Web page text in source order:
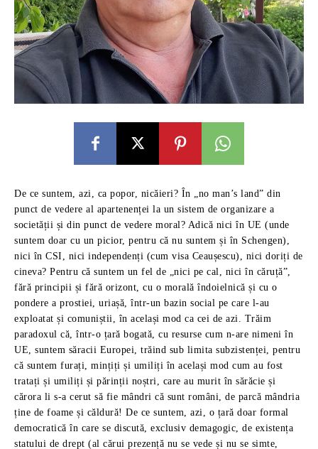
De ce suntem, azi, ca popor, nicăieri? În „no man’s land” din punct de vedere al apartenenței la un sistem de organizare a societății și din punct de vedere moral? Adică nici în UE (unde suntem doar cu un picior, pentru că nu suntem și în Schengen), nici în CSI, nici independenți (cum visa Ceaușescu), nici doriți de cineva? Pentru că suntem un fel de „nici pe cal, nici în căruță”, fără principii și fără orizont, cu o morală îndoielnică și cu o pondere a prostiei, uriașă, într-un bazin social pe care l-au exploatat și comuniștii, în același mod ca cei de azi. Trăim paradoxul că, într-o țară bogată, cu resurse cum n-are nimeni în UE, suntem săracii Europei, trăind sub limita subzistenței, pentru că suntem furați, mințiți și umiliți în același mod cum au fost tratați și umiliți și părinții noștri, care au murit în sărăcie și cărora li s-a cerut să fie mândri că sunt români, de parcă mândria ține de foame și căldură! De ce suntem, azi, o țară doar formal democratică în care se discută, exclusiv demagogic, de existența statului de drept (al cărui prezență nu se vede și nu se simte, pentru că instituțiile fundamentale ale administrației funcționează cu aceleași mecanisme, reguli și funcționari, precum în comunism), în schimb hoția și corupția sunt dincolo de orice închipuire, exact ca în perioada fanariotă, când stăpânii erau în afară? Există o explicație pe cât de simplă, pe atât de logică: în decembrie 1989, atunci când am avut o șansă uriașă și unică să devenim liberi și stăpâni pe propriul destin, pentru că am fost ignoranți, imorali și naivi, am pierdut „trenul” spre libertatea reală, spre democrație și statul de drept. Am pierdut drumul către adevărata libertate, pentru că ne-a fost falsificat, de veșnicii oportuniști (atât ai vechiului regim cât și cei de conjunctură), proiectul libertății, spre care tânjeam, fiind însușit, modificat și reproiectat de produsul imoral (devenit cronic) al fanariotismului – un produs care a virusat și comunismul -, reprezentat de categoria profitorilor, adică acei indivizi imorali, șireți, fără scrupule, educați la școala fanariotă, ce s-au perpetuat în timp. Am fost și continuăm să fim victimele acestui gen de oportuniști, veroși, ce au stăpânit și stăpânesc foarte bine arta manipulării, cei care au profitat de revolta din 1989 în stil bolșevic, oferindu-ne o libertate iluzorie în schimbul adevăratei libertăți. O libertate falsă, servită în pur stil demagogic, exersat de-a lungul a peste patruzeci de ani de prosteală, așa cum a fost servită părinților noștri, care au fost asupriți, discriminați, mințiți și exploatați, timp de peste patruzeci de ani, de către oportuniștii ce s-au autointitulat, comuniști. Evident că în decembrie 1989, n-au ieșit în stradă și nu s-au revoltat nici unul din oportuniștii, escrocii, ariviștii, profitorii comunismului, ori interlopii care, azi, sunt beneficiarii absoluți ai revoltei din1989 și administrează averea publică și banii publici, exclusiv, în folosul lor. Au ieșit în stradă, întâi – atunci când riscul să mori era uriaș -, tinerii nevinovați care visau să fie liberi cu adevărat. Tinerii nevinovați, sechestrați în case de părinții care trudeau în fabrici și care se săturaseră de minciună, demagogie și lipsuri, ce nu-și mai vedeau proiectat viitorul într-o societate ce se dovedise o utopie și o uriașă farsă socială, în care și-au risipit viața și speranțele părinții lor. Au mai ieșit în stradă studenții care deosebeau adevărul de minciună – nu copiii de activiști de partid, de milițieni, de securiști sau alți profitori ai comunismului, ci copiii de muncitori ori intelectuali săraci, neînregimentați – și care voiau să trăiască într-o lume liberă, fără constrângeri morale îndoielnice, așa zis proletare, o lume emanată de concurența valorilor, nu de apartenența politică, nepotism sau trafic de influență. S-au mai revoltat, în primele zile, și indivizi care ajunseseră la limita supraviețuirii materiale iar printre ei și câte un „gură cască” avid de senzațional, care nu știa ce face, dar s-a lăsat luat de val. Desigur, nu în ultimul rând, la revoltă au participat tinerii teribiliști, nonconformiști cronic (asa zișii huliganii ce-și refulează frustrările și-și consumă excesul de adrenalină la meciurile de fotbal, sub masca de suporteri), care nu puteau scăpa ocazia să dea liber animalului, de origine barbara, din ei. Cam din această „faună” a fost compus grosul gloatei pestrițe, ce-au avut curajul să se revolte, adică a celor care au alungat îmbuibata, iresponsabila, senila și sedentara conducere comunistă, care dormea, letargică, în timp ce estul Europei fierbea, mizând pe prostia proverbială și pe toleranța stupidă a unui popor docil și ușor de manipulat prin minciună. Și cum între curaj și prostie e, în multe situații, o chestie doar de nuanță, cu pedigree-ul din stradă, în primele zile ale revoltei din 1989, despre organizare și control nu putea fi vorba, pentru că nu există altă formă de coeziune decât dorința de libertate. Asta unea strada! Cât despre leaderi autentici, capabili să speculeze și să valorifice uriașul val de dorință comună și voință al protestatarilor, n-are sens să vorbim. Palidele încercări de coagulare a masei de protestatari, prin alegerea, în pripă, a unor leaderi ai străzii, fără nici un criteriu sau principiu moral, s-au dovedit de un amatorism păgubos, pentru că, neînțelegerile pe care le-au iscat, au produs scindări care au oferit suficient timp oportuniștilor să se regrupeze, să profite de haos și naivitate și să confiște controlul revoltelor. Iar dacă la Timișoara, strada, după ieșirea organizată a muncitorilor din fabrici (care a reprezentat cheia victoriei, fiind lovitura pe care comuniștii n-au mai putut-o contracara, pentru că decizia proletariatului de a se revolta, reprezenta logica existenței comunismului și comuniștii nu puteau să-și combată principiul existenței), a impus leaderii de conjunctură (Marcu „mesele mă iubește”, Savu și încă câțiva dintre cei care au participat la primele proteste, din 16 – 19 decembrie 1989), needucați și ușor de manipulat, care au influențat și alegerea leaderilor de tranziție (FDR), la București strada n-a avut nici o șansă, oportuniștii acționând rapid. Am spus și o repet: singurul oraș și puținele zile, cu adevărat libere, fără comunism, a fost Timișoara, între 17 și 22 decembrie, când instituțiile comunismului (consiliul județean, Primăria, Miliția, Securitatea, etc.) n-au mai funcționat ca instituții de represiune, fiind în degringoladă totală. Dacă acel moment de libertate ar fi fost speculat și toate instituțiile, cu toți funcționarii cu pedigree comunist (comunismul n-a existat ca entitate abstractă, ci prin instituțiile sale și funcționării acestora), ar fi fost desființate și epurate de servitorii comunismului, astăzi eram cel puțin la nivelul Sloveniei, Poloniei sau Cehiei, în ce privește democrația și statul de drept și, cu siguranță, deasupra lor în ce privește economia. Din păcate, naivitatea și ignoranța celor care au ieșit în stradă în perioada 17-20 decembrie 1989, în Timișoara (în 20 decembrie 1989 s-a format FDR în Timișoara, în care au apărut, deja, oportuniștii, susținuți de instituțiile comuniste și funcționarii comuniști ce urmăreau salvarea sistemului) și în 21-22 decembrie în București, a permis confiscarea revoltei și preluarea efectelor acesteia, de către profitorii oportuniști (care nu participasera la revoltele din stradă, ci s-au alăturat celor care au declanșat evenimentele, ulterior, când nu mai există niciun pericol real pentru siguranța lor și a carierei lor). Astfel, mai mult decât stupid din punct de vedere a ceea ce cerea strada, mulți dintre comuniști și funcționarii care au contribuit la funcționarea instituțiilor comuniste, speculând momentul, când puterea a căzut, s-au reorientat rapid și s-au grăbit „să sară în barca” celor ce-au determinat abandonul puterii. Iar naivii care și-au riscat viața, în loc sa-i ejecteze și să-i elimine din fruntea societății, i-au primit cu brațele deschise, crezând că sunt „frații” lor și procedează corect. Efectul? Au băgat aceeași haită de lupi profitori (precum în comunism), în stână, care n-au așteptat prea mult până au declanșat carnagiul prin care i-au eliminat pe adevărații revoluționari (cei care declanșasera revolta) substituindu-se lor. Având experiență comunistă în domeniu, adică în manipulare și demagogie, au creat diversiune ce a declanșat lupte între cei ce-au generat revoltele, prin introducerea unor „cai troieni” între ei. Iar în timp ce ei au subordonat statul, profitand de naivitate și ignoranță, confiscând instituțiile, adevăraților revoluționari, ca să-i îndepărteze de realitate, le-au creat o realitate paralelă, respectiv asociații și instituții proprii (unde li s-au aruncat niște oase, prin asigurarea unor facilități bugetare). Astfel, revoluționarii adevărați (cei care au ieșit în strada între 16-20 în Timișoara și 21-22 în București), prin aceasta șmecherie, au fost eliminați total din ecuația preluării puterii reale, aceasta rămânând, în continuare, de facto, la dispoziția foștilor membri PCR, susținuți de instituțiile și funcționarii vechiului sistem, care-și salvau astfel cariera și privilegiile. Despre modul cum au acționat foștii comuniști, respectiv membrii de partid (directori de instituții, funcționari cu funcții de decizie), milițienii și securiștii „răspopiți”, adică „refugiați” de conjunctură în tabăra revoluționarilor (după ce servisera, cu abnegație și zel, regimul comunist și beneficiaseră de toate favorurile acestuia), despre intrigile și diversiunea practicate pentru a menține instituțiile și funcționării acestora (pe care i-au manipulat în favoarea lor), s-au scris tone de articole și se pot scrie încă multe. Dar, despre ceea ce a reprezentat pentru România menținerea instituțiilor comuniste și a funcționarilor acestora, ori despre efectele acestei decizii iresponsabile, s-a spus prea puțin și se evită să se spună pentru că reprezintă un adevăr dureros, catastrofal, c